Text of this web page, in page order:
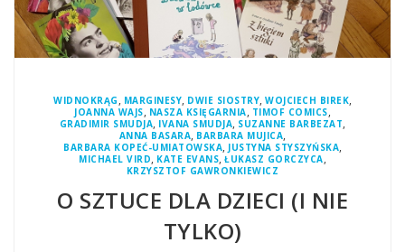
WIDNOKRĄG , MARGINESY, DWIE SIOSTRY, WOJCIECH BIREK,
JOANNA WAJS, NASZA KSIĘGARNIA, TIMOF COMICS,
GRADIMIR SMUDJA, IVANA SMUDJA, SUZANNE BARBEZAT,
ANNA BASARA, BARBARA MUJICA,
BARBARA KOPEĆ-UMIATOWSKA, JUSTYNA STYSZYŃSKA,
MICHAEL VIRD, KATE EVANS,ŁUKASZ GORCZYCA,
KRZYSZTOF GAWRONKIEWICZ
O SZTUCE DLA DZIECI (I NIE
TYLKO)